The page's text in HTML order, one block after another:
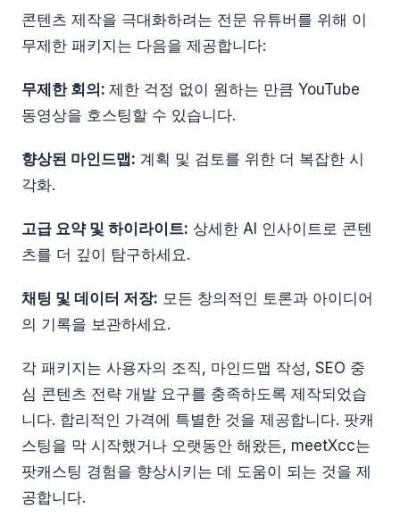
콘텐츠 제작을 극대화하려는 전문 유튜버를 위해 이
무제한 패키지는 다음을 제공합니다:
무제한 회의: 제한 걱정 없이 원하는 만큼 YouTube
동영상을 호스팅할 수 있습니다.
향상된 마인드맵: 계획 및 검토를 위한 더 복잡한 시
각화.
고급 요약 및 하이라이트: 상세한 AI 인사이트로 콘텐
츠를 더 깊이 탐구하세요.
채팅 및 데이터 저장: 모든 창의적인 토론과 아이디어
의 기록을 보관하세요.
각 패키지는 사용자의 조직, 마인드맵 작성, SEO 중
심 콘텐츠 전략 개발 요구를 충족하도록 제작되었습
니다. 합리적인 가격에 특별한 것을 제공합니다. 팟캐
스팅을 막 시작했거나 오랫동안 해왔든, meetXcc는
팟캐스팅 경험을 향상시키는 데 도움이 되는 것을 제
공합니다.